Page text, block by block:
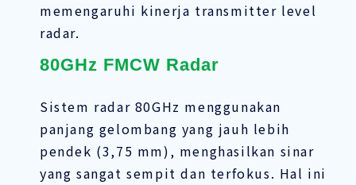
memengaruhi kinerja transmitter level
radar.
80GHz FMCW Radar
Sistem radar 80GHz menggunakan
panjang gelombang yang jauh lebih
pendek (3,75 mm), menghasilkan sinar
yang sangat sempit dan terfokus. Hal ini